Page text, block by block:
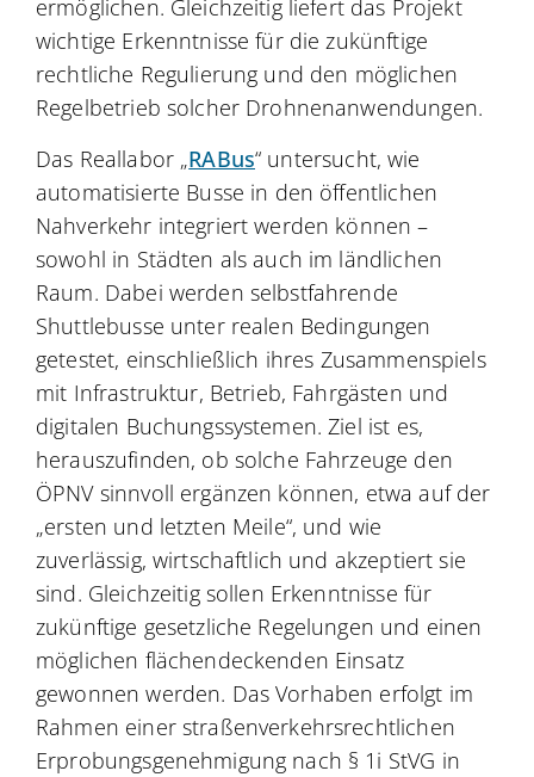
ermöglichen. Gleichzeitig liefert das Projekt
wichtige Erkenntnisse für die zukünftige
rechtliche Regulierung und den möglichen
Regelbetrieb solcher Drohnenanwendungen.
Das Reallabor „RABus“ untersucht, wie
automatisierte Busse in den öffentlichen
Nahverkehr integriert werden können –
sowohl in Städten als auch im ländlichen
Raum. Dabei werden selbstfahrende
Shuttlebusse unter realen Bedingungen
getestet, einschließlich ihres Zusammenspiels
mit Infrastruktur, Betrieb, Fahrgästen und
digitalen Buchungssystemen. Ziel ist es,
herauszufinden, ob solche Fahrzeuge den
ÖPNV sinnvoll ergänzen können, etwa auf der
„ersten und letzten Meile“, und wie
zuverlässig, wirtschaftlich und akzeptiert sie
sind. Gleichzeitig sollen Erkenntnisse für
zukünftige gesetzliche Regelungen und einen
möglichen flächendeckenden Einsatz
gewonnen werden. Das Vorhaben erfolgt im
Rahmen einer straßenverkehrsrechtlichen
Erprobungsgenehmigung nach § 1i StVG in